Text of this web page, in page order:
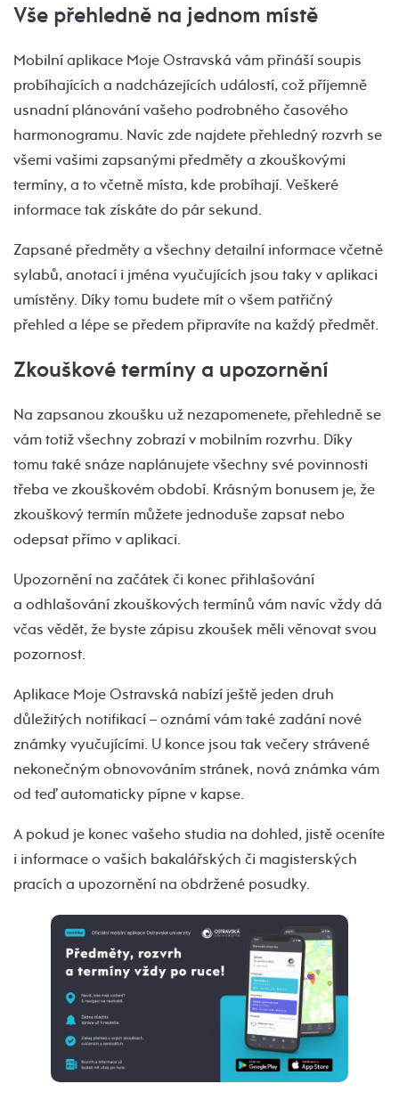
Vše přehledně na jednom místě
Mobilní aplikace Moje Ostravská vám přináší soupis
probíhajících a nadcházejících událostí, což příjemně
usnadní plánování vašeho podrobného časového
harmonogramu. Navíc zde najdete přehledný rozvrh se
všemi vašimi zapsanými předměty a zkouškovými
termíny, a to včetně místa, kde probíhají. Veškeré
informace tak získáte do pár sekund.
Zapsané předměty a všechny detailní informace včetně
sylabů, anotací i jména vyučujících jsou taky v aplikaci
umístěny. Díky tomu budete mít o všem patřičný
přehled a lépe se předem připravíte na každý předmět.
Zkouškové termíny a upozornění
Na zapsanou zkoušku už nezapomenete, přehledně se
vám totiž všechny zobrazí v mobilním rozvrhu. Díky
tomu také snáze naplánujete všechny své povinnosti
třeba ve zkouškovém období. Krásným bonusem je, že
zkouškový termín můžete jednoduše zapsat nebo
odepsat přímo v aplikaci.
Upozornění na začátek či konec přihlašování
a odhlašování zkouškových termínů vám navíc vždy dá
včas vědět, že byste zápisu zkoušek měli věnovat svou
pozornost.
Aplikace Moje Ostravská nabízí ještě jeden druh
důležitých notifikací – oznámí vám také zadání nové
známky vyučujícími. U konce jsou tak večery strávené
nekonečným obnovováním stránek, nová známka vám
od teď automaticky pípne v kapse.
A pokud je konec vašeho studia na dohled, jistě oceníte
i informace o vašich bakalářských či magisterských
pracích a upozornění na obdržené posudky.